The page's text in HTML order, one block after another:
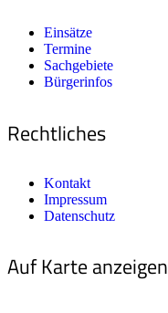
Einsätze
Termine
Sachgebiete
Bürgerinfos
Rechtliches
Kontakt
Impressum
Datenschutz
Auf Karte anzeigen